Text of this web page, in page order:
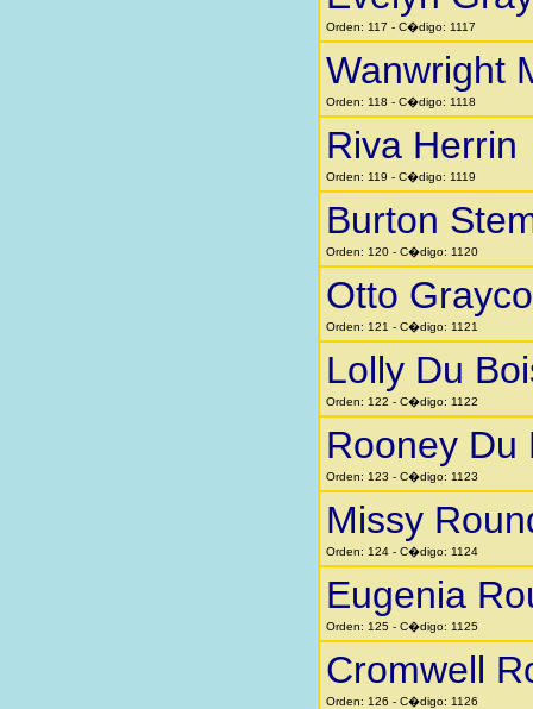
Orden: 117 - C�digo: 1117
Wanwright
Orden: 118 - C�digo: 1118
Riva Herrin
Orden: 119 - C�digo: 1119
Burton
Orden: 120 - C�digo: 1120
Otto
Orden: 121 - C�digo: 1121
Lolly Du
Orden: 122 - C�digo: 1122
Rooney Du
Orden: 123 - C�digo: 1123
Missy
Orden: 124 - C�digo: 1124
Eugenia
Orden: 125 - C�digo: 1125
Cromwell
Orden: 126 - C�digo: 1126